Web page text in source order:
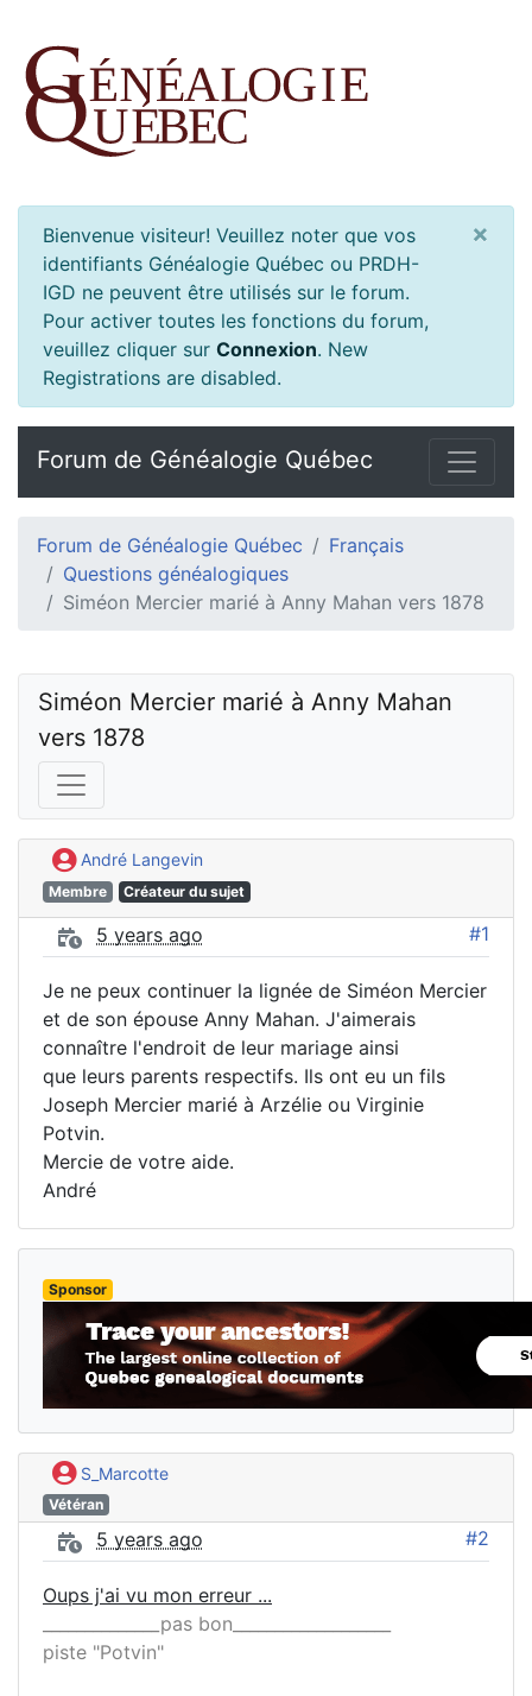
Bienvenue visiteur! Veuillez noter que vos
identifiants Généalogie Québec ou PRDH-
IGD ne peuvent être utilisés sur le forum.
Pour activer toutes les fonctions du forum,
veuillez cliquer sur Connexion. New
Registrations are disabled.
×
Forum de Généalogie Québec
Forum de Généalogie Québec
Français
Questions généalogiques
Siméon Mercier marié à Anny Mahan vers 1878
Siméon Mercier marié à Anny Mahan
vers 1878
André Langevin
Membre Créateur du sujet
5 years ago #1
Je ne peux continuer la lignée de Siméon Mercier
et de son épouse Anny Mahan. J'aimerais
connaître l'endroit de leur mariage ainsi
que leurs parents respectifs. Ils ont eu un fils
Joseph Mercier marié à Arzélie ou Virginie
Potvin.
Mercie de votre aide.
André
Sponsor
S_Marcotte
Vétéran
5 years ago #2
Oups j'ai vu mon erreur ...
______________pas bon___________________
piste "Potvin"